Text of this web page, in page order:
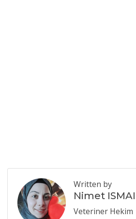
Written by
Nimet
Veteriner Hekim